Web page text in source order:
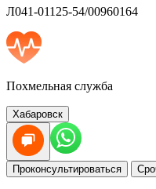
Л041-01125-54/00960164
Похмельная служба
Хабаровск
Проконсультироваться